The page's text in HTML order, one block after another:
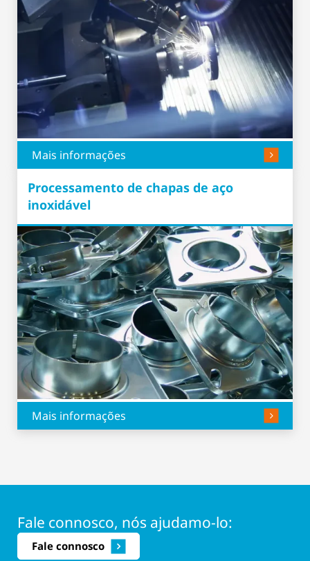
Mais informações
Processamento de chapas de aço
inoxidável
Mais informações
Fale connosco, nós ajudamo-lo:
Fale connosco